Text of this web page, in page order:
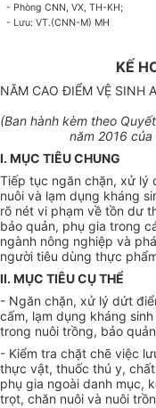
- Phòng CNN,VX, TH-KH;
- Lưu: VT.(CNN-M) MH
KẾ
NĂM CAO ĐIỂM VỆ SINH
(Ban hành kèm theo
năm 2016
I. MỤC TIÊU CHUNG
Tiếp tục ngăn chặn, xử lý
nuôi và lạm dụng kháng
rõ nét vi phạm về tồn dư
bảo quản, phụ gia trong
ngành nông nghiệp và
người tiêu dùng thực
II. MỤC TIÊU CỤ THỂ
- Ngăn chặn, xử lý dứt
cấm, lạm dụng kháng
trong nuôi trồng, bảo
- Kiểm tra chặt chẽ việc
thực vật, thuốc thú y,
phụ gia ngoài danh mục,
trọt, chăn nuôi và nuôi